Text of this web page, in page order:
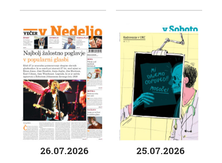
26.07.2026 25.07.2026